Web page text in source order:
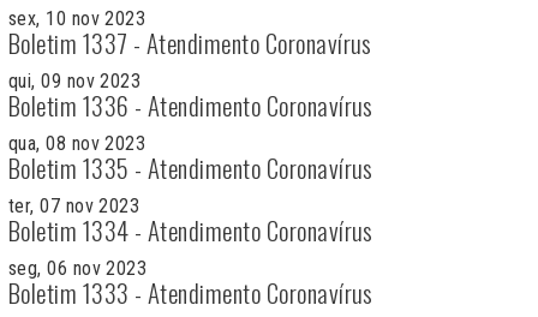
sex, 10 nov 2023
Boletim 1337 - Atendimento Coronavírus
qui, 09 nov 2023
Boletim 1336 - Atendimento Coronavírus
qua, 08 nov 2023
Boletim 1335 - Atendimento Coronavírus
ter, 07 nov 2023
Boletim 1334 - Atendimento Coronavírus
seg, 06 nov 2023
Boletim 1333 - Atendimento Coronavírus